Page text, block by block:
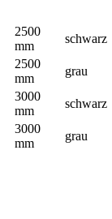
2500
mm
schwarz
2500
mm
grau
3000
mm
schwarz
3000
mm
grau